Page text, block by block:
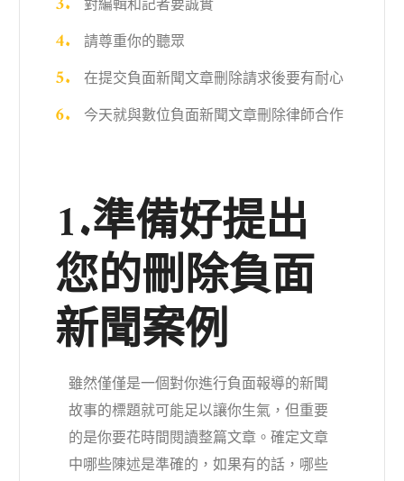
對編輯和記者要誠實
請尊重你的聽眾
在提交負面新聞文章刪除請求後要有耐心
今天就與數位負面新聞文章刪除律師合作
1.準備好提出
您的刪除負面
新聞案例
雖然僅僅是一個對你進行負面報導的新聞
故事的標題就可能足以讓你生氣，但重要
的是你要花時間閱讀整篇文章。確定文章
中哪些陳述是準確的，如果有的話，哪些